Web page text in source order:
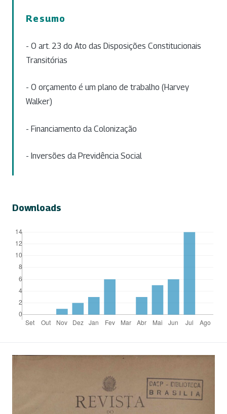
Resumo
- O art. 23 do Ato das Disposições Constitucionais
Transitórias
- O orçamento é um plano de trabalho (Harvey
Walker)
- Financiamento da Colonização
- Inversões da Previdência Social
Downloads